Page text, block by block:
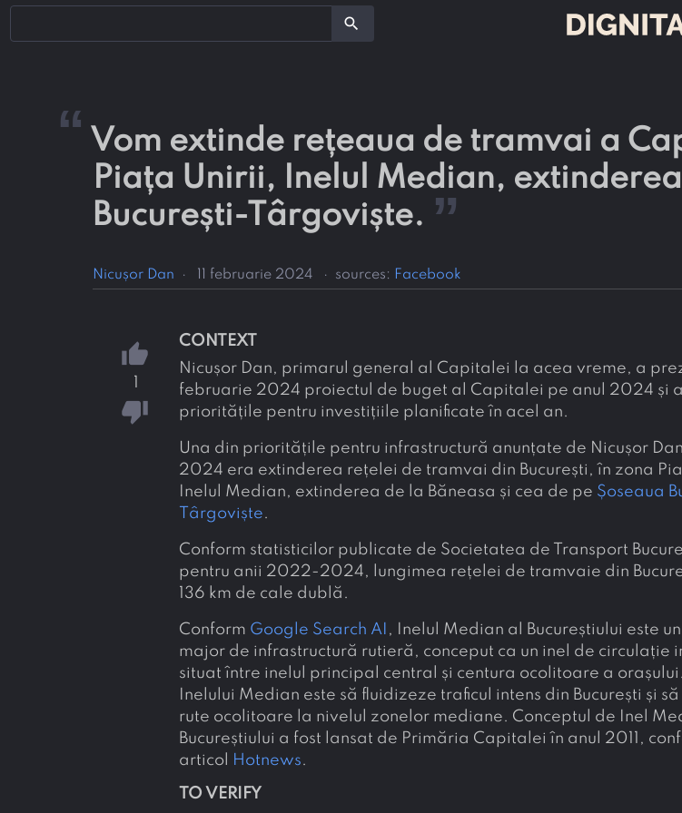
search
“ Vom extinde rețeaua de tramvai a
Piața Unirii, Inelul Median,
București-Târgoviște. ”
Nicușor Dan · 11 februarie 2024 · sources: Facebook
thumb_up
thumb_down
CONTEXT
Nicușor Dan, primarul general al Capitalei la acea vreme, a
februarie 2024 proiectul de buget al Capitalei pe anul 2024 și
prioritățile pentru investițiile planificate în acel an.
Una din prioritățile pentru infrastructură anunțate de Nicușor
2024 era extinderea rețelei de tramvai din București, în zona
Inelul Median, extinderea de la Băneasa și cea de pe Șoseaua
Târgoviște.
Conform statisticilor publicate de Societatea de Transport
pentru anii 2022-2024, lungimea rețelei de tramvaie din
136 km de cale dublă.
Conform Google Search AI , Inelul Median al Bucureștiului este
major de infrastructură rutieră, conceput ca un inel de circulație
situat între inelul principal central și centura ocolitoare a orașului.
Inelului Median este să fluidizeze traficul intens din București și
rute ocolitoare la nivelul zonelor mediane. Conceptul de Inel
Bucureștiului a fost lansat de Primăria Capitalei în anul 2011,
articol
Hotnews.
TO VERIFY